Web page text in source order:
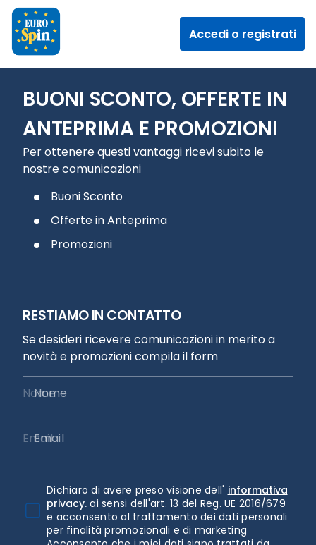
Accedi o registrati
BUONI SCONTO, OFFERTE IN
ANTEPRIMA E PROMOZIONI
Per ottenere questi vantaggi ricevi subito le
nostre comunicazioni
Buoni Sconto
Offerte in Anteprima
Promozioni
RESTIAMO IN CONTATTO
Se desideri ricevere comunicazioni in merito a
novità e promozioni compila il form
Nome
Email
Dichiaro di avere preso visione dell' informativa
privacy. ai sensi dell'art. 13 del Reg. UE 2016/679
e acconsento al trattamento dei dati personali
per finalità promozionali e di marketing